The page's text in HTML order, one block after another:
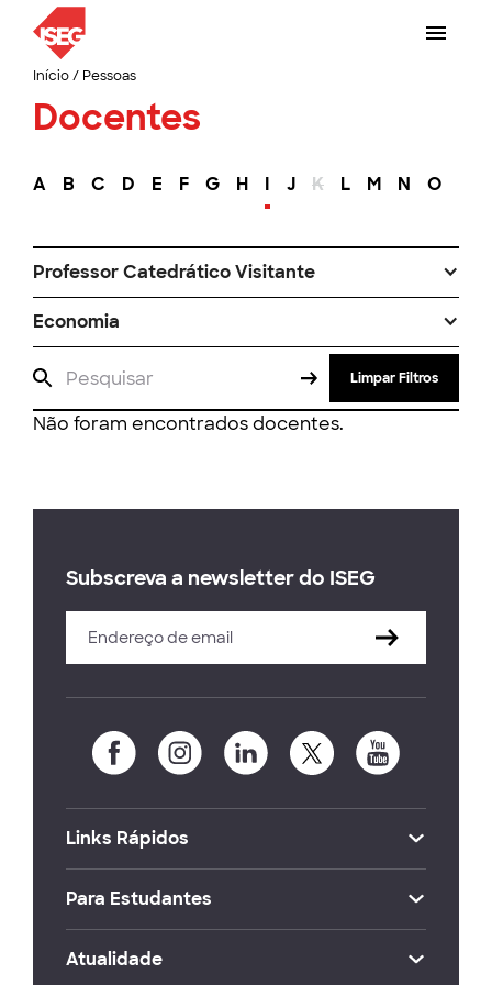
Início/ Pessoas
Docentes
A B C D E F G H I J K L M N O
Professor Catedrático Visitante
Economia
Limpar Filtros
Não foram encontrados docentes.
Subscreva a newsletter do ISEG
Links Rápidos
Para Estudantes
Atualidade